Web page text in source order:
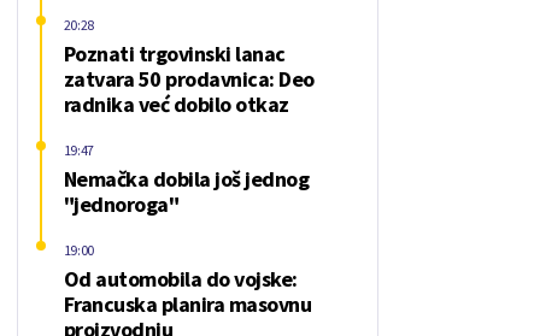
Poznati trgovinski lanac
zatvara 50 prodavnica: Deo
radnika već dobilo otkaz
20:28
Nemačka dobila još jednog
"jednoroga"
19:47
Od automobila do vojske:
Francuska planira masovnu
proizvodnju
19:00